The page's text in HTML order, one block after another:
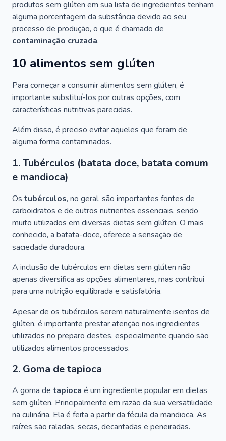
produtos sem glúten em sua lista de ingredientes tenham
alguma porcentagem da substância devido ao seu
processo de produção, o que é chamado de
contaminação cruzada.
10 alimentos sem glúten
Para começar a consumir alimentos sem glúten, é
importante substituí-los por outras opções, com
características nutritivas parecidas.
Além disso, é preciso evitar aqueles que foram de
alguma forma contaminados.
1. Tubérculos (batata doce, batata comum
e mandioca)
Os tubérculos, no geral, são importantes fontes de
carboidratos e de outros nutrientes essenciais, sendo
muito utilizados em diversas dietas sem glúten. O mais
conhecido, a batata-doce, oferece a sensação de
saciedade duradoura.
A inclusão de tubérculos em dietas sem glúten não
apenas diversifica as opções alimentares, mas contribui
para uma nutrição equilibrada e satisfatória.
Apesar de os tubérculos serem naturalmente isentos de
glúten, é importante prestar atenção nos ingredientes
utilizados no preparo destes, especialmente quando são
utilizados alimentos processados.
2. Goma de tapioca
A goma de tapioca é um ingrediente popular em dietas
sem glúten. Principalmente em razão da sua versatilidade
na culinária. Ela é feita a partir da fécula da mandioca. As
raízes são raladas, secas, decantadas e peneiradas.